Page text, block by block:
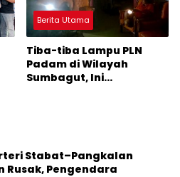
Berita Utama
Tiba-tiba Lampu PLN
Padam di Wilayah
Sumbagut, Ini
Stabat–Pangkalan
Rusak, Pengendara